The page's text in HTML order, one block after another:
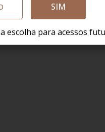
SIM
escolha para acessos